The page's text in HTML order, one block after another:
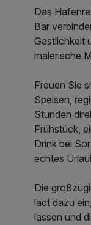
Das
Bar
Gastlichkeit
malerische
Freuen Sie
Speisen,
Stunden
Frühstück,
Drink bei
echtes
Die
lädt dazu
lassen und